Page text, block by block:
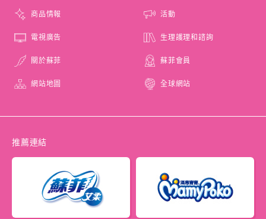
商品情報 活動
電視廣告 生理護理和諮詢
關於蘇菲 蘇菲會員
網站地圖 全球網站
推薦連結